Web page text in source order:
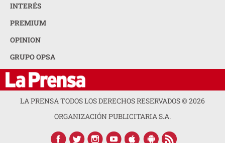
INTERÉS
PREMIUM
OPINION
GRUPO OPSA
LA PRENSA TODOS LOS DERECHOS RESERVADOS ©2026
ORGANIZACIÓN PUBLICITARIA S.A.